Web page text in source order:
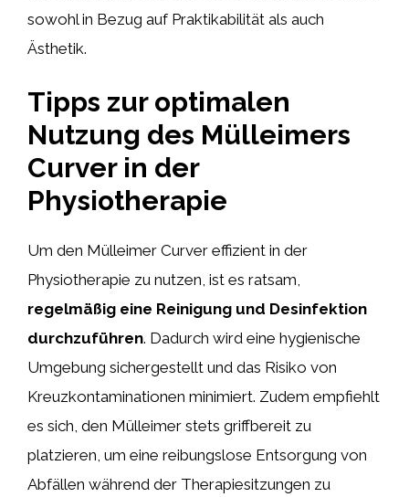
sowohl in Bezug auf Praktikabilität als auch
Ästhetik.
Tipps zur optimalen
Nutzung des Mülleimers
Curver in der
Physiotherapie
Um den Mülleimer Curver effizient in der
Physiotherapie zu nutzen, ist es ratsam,
regelmäßig eine Reinigung und Desinfektion
durchzuführen. Dadurch wird eine hygienische
Umgebung sichergestellt und das Risiko von
Kreuzkontaminationen minimiert. Zudem empfiehlt
es sich, den Mülleimer stets griffbereit zu
platzieren, um eine reibungslose Entsorgung von
Abfällen während der Therapiesitzungen zu